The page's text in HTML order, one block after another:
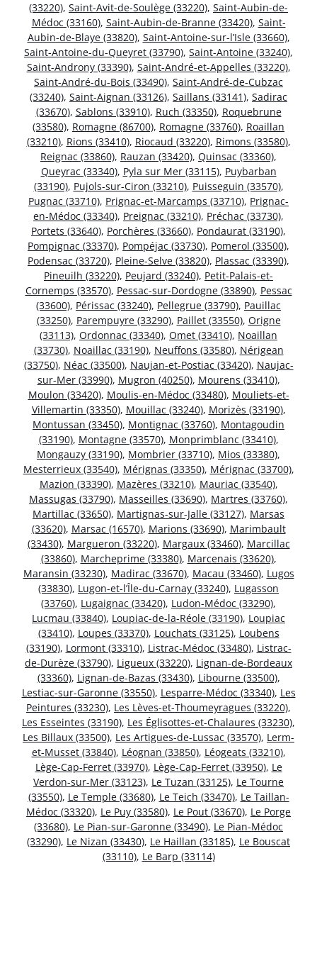
(33220), Saint-Avit-de-Soulège (33220), Saint-Aubin-de-
Médoc (33160), Saint-Aubin-de-Branne (33420), Saint-
Aubin-de-Blaye (33820), Saint-Antoine-sur-l’Isle (33660),
Saint-Antoine-du-Queyret (33790), Saint-Antoine (33240),
Saint-Androny (33390), Saint-André-et-Appelles (33220),
Saint-André-du-Bois (33490), Saint-André-de-Cubzac
(33240), Saint-Aignan (33126), Saillans (33141), Sadirac
(33670), Sablons (33910), Ruch (33350), Roquebrune
(33580), Romagne (86700), Romagne (33760), Roaillan
(33210), Rions (33410), Riocaud (33220), Rimons (33580),
Reignac (33860), Rauzan (33420), Quinsac (33360),
Queyrac (33340), Pyla sur Mer (33115), Puybarban
(33190), Pujols-sur-Ciron (33210), Puisseguin (33570),
Pugnac (33710), Prignac-et-Marcamps (33710), Prignac-
en-Médoc (33340), Preignac (33210), Préchac (33730),
Portets (33640), Porchères (33660), Pondaurat (33190),
Pompignac (33370), Pompéjac (33730), Pomerol (33500),
Podensac (33720), Pleine-Selve (33820), Plassac (33390),
Pineuilh (33220), Peujard (33240), Petit-Palais-et-
Cornemps (33570), Pessac-sur-Dordogne (33890), Pessac
(33600), Périssac (33240), Pellegrue (33790), Pauillac
(33250), Parempuyre (33290), Paillet (33550), Origne
(33113), Ordonnac (33340), Omet (33410), Noaillan
(33730), Noaillac (33190), Neuffons (33580), Nérigean
(33750), Néac (33500), Naujan-et-Postiac (33420), Naujac-
sur-Mer (33990), Mugron (40250), Mourens (33410),
Moulon (33420), Moulis-en-Médoc (33480), Mouliets-et-
Villemartin (33350), Mouillac (33240), Morizès (33190),
Montussan (33450), Montignac (33760), Montagoudin
(33190), Montagne (33570), Monprimblanc (33410),
Mongauzy (33190), Mombrier (33710), Mios (33380),
Mesterrieux (33540), Mérignas (33350), Mérignac (33700),
Mazion (33390), Mazères (33210), Mauriac (33540),
Massugas (33790), Masseilles (33690), Martres (33760),
Martillac (33650), Martignas-sur-Jalle (33127), Marsas
(33620), Marsac (16570), Marions (33690), Marimbault
(33430), Margueron (33220), Margaux (33460), Marcillac
(33860), Marcheprime (33380), Marcenais (33620),
Maransin (33230), Madirac (33670), Macau (33460), Lugos
(33830), Lugon-et-l’Île-du-Carnay (33240), Lugasson
(33760), Lugaignac (33420), Ludon-Médoc (33290),
Lucmau (33840), Loupiac-de-la-Réole (33190), Loupiac
(33410), Loupes (33370), Louchats (33125), Loubens
(33190), Lormont (33310), Listrac-Médoc (33480), Listrac-
de-Durèze (33790), Ligueux (33220), Lignan-de-Bordeaux
(33360), Lignan-de-Bazas (33430), Libourne (33500),
Lestiac-sur-Garonne (33550), Lesparre-Médoc (33340), Les
Peintures (33230), Les Lèves-et-Thoumeyragues (33220),
Les Esseintes (33190), Les Églisottes-et-Chalaures (33230),
Les Billaux (33500), Les Artigues-de-Lussac (33570), Lerm-
et-Musset (33840), Léognan (33850), Léogeats (33210),
Lège-Cap-Ferret (33970), Lège-Cap-Ferret (33950), Le
Verdon-sur-Mer (33123), Le Tuzan (33125), Le Tourne
(33550), Le Temple (33680), Le Teich (33470), Le Taillan-
Médoc (33320), Le Puy (33580), Le Pout (33670), Le Porge
(33680), Le Pian-sur-Garonne (33490), Le Pian-Médoc
(33290), Le Nizan (33430), Le Haillan (33185), Le Bouscat
(33110), Le Barp (33114)